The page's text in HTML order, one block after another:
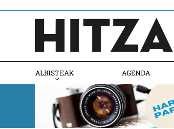
ALBISTEAK AGENDA